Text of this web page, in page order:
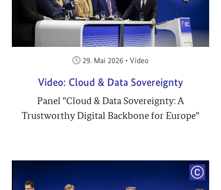
Veröffentlicht am:
29. Mai 2026 • Video
Video: Cloud & Data Sovereignty
Panel "Cloud & Data Sovereignty: A
Trustworthy Digital Backbone for Europe"